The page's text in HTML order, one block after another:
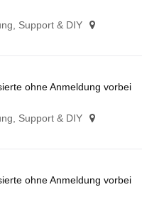
Support & DIY
ohne Anmeldung vorbei
Support & DIY
ohne Anmeldung vorbei